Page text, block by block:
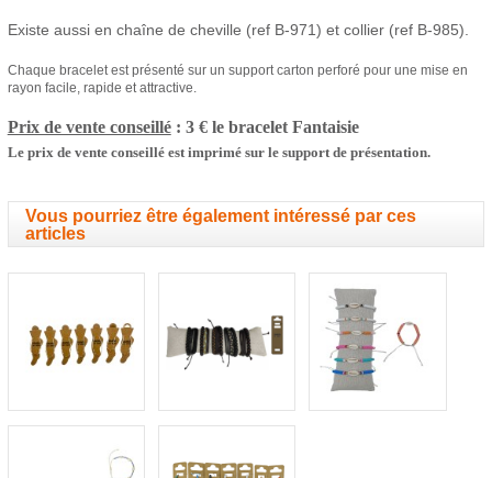
Existe aussi en chaîne de cheville (ref B-971) et collier (ref B-985).
Chaque bracelet est présenté sur un support carton perforé pour une mise en
rayon facile, rapide et attractive.
Prix de vente conseillé: 3 € le bracelet Fantaisie
Le prix de vente conseillé est imprimé sur le support de présentation.
Vous pourriez être également intéressé par ces
articles